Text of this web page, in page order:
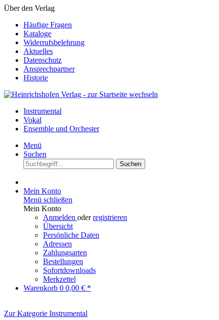
Über den Verlag
Häufige Fragen
Kataloge
Widerrufsbelehrung
Aktuelles
Datenschutz
Ansprechpartner
Historie
Instrumental
Vokal
Ensemble und Orchester
Menü
Suchen
Suchen
Mein Konto
Menü schließen
Mein Konto
Anmelden oderregistrieren
Übersicht
Persönliche Daten
Adressen
Zahlungsarten
Bestellungen
Sofortdownloads
Merkzettel
Warenkorb 0 0,00 € *
Zur Kategorie Instrumental